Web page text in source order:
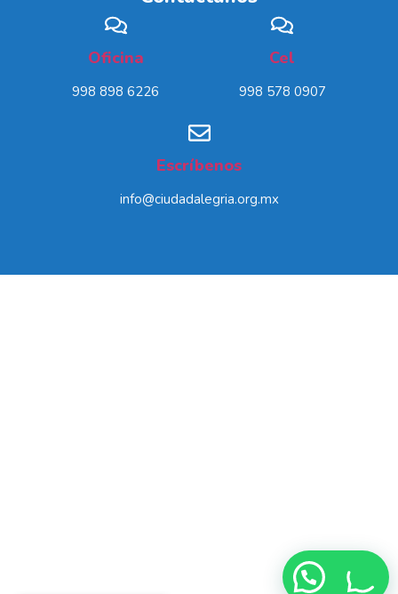
Oficina
998 898 6226
Cel
998 578 0907
Escríbenos
info@ciudadalegria.org.mx